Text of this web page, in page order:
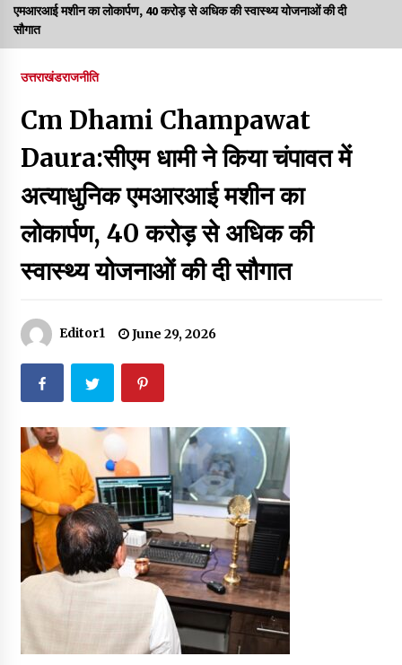
Minorities Rights Day : विश्व अल्पसंख्यक अधिकार दिवस
पर रखने की घोषणा
September 7, 2023
Thought Of The Day 6 September
September 6, 2023
Thought Of The Day 18 May
May 17, 2022
Thought Of The Day 16 May
May 16, 2022
Thought Of The Day 14 May
May 14, 2022
Thought Of The Day 13 May
May 13, 2022
एमआरआई मशीन का लोकार्पण, 40 करोड़ से अधिक की स्वास्थ्य योजनाओं की दी
सौगात
उत्तराखंडराजनीति
Cm Dhami Champawat
Daura:सीएम धामी ने किया चंपावत में
अत्याधुनिक एमआरआई मशीन का
लोकार्पण, 40 करोड़ से अधिक की
स्वास्थ्य योजनाओं की दी सौगात
Editor1 June 29, 2026